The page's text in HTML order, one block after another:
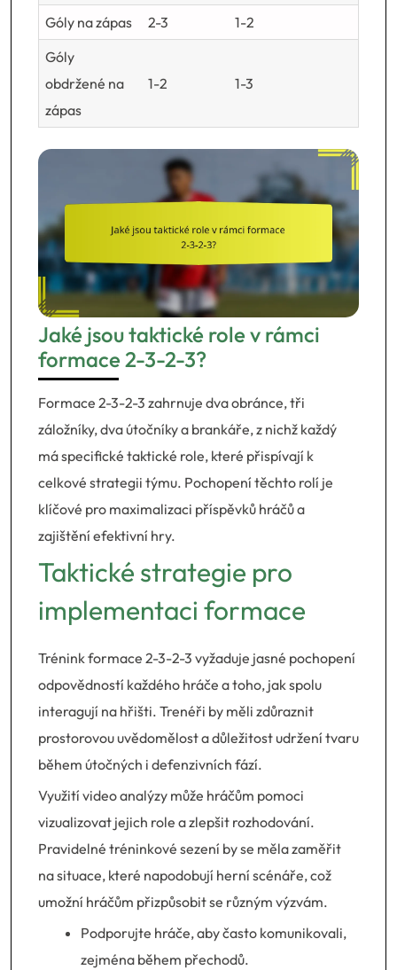
Góly na zápas 2-3
1-2
Góly
obdržené na
zápas
1-2 1-3
Jaké jsou taktické role v rámci
formace 2-3-2-3?
Formace 2-3-2-3 zahrnuje dva obránce, tři
záložníky, dva útočníky a brankáře, z nichž každý
má specifické taktické role, které přispívají k
celkové strategii týmu. Pochopení těchto rolí je
klíčové pro maximalizaci příspěvků hráčů a
zajištění efektivní hry.
Taktické strategie pro
implementaci formace
Trénink formace 2-3-2-3 vyžaduje jasné pochopení
odpovědností každého hráče a toho, jak spolu
interagují na hřišti. Trenéři by měli zdůraznit
prostorovou uvědomělost a důležitost udržení tvaru
během útočných i defenzivních fází.
Využití video analýzy může hráčům pomoci
vizualizovat jejich role a zlepšit rozhodování.
Pravidelné tréninkové sezení by se měla zaměřit
na situace, které napodobují herní scénáře, což
umožní hráčům přizpůsobit se různým výzvám.
Podporujte hráče, aby často komunikovali,
zejména během přechodů.